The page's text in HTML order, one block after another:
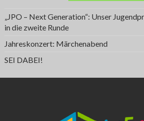
„JPO – Next Generation“: Unser
in die zweite Runde
Jahreskonzert: Märchenabend
SEI DABEI!